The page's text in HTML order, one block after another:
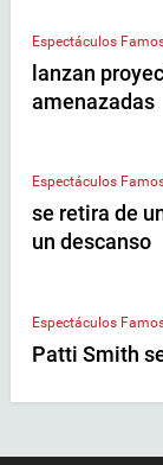
Espectáculos
lanzan
amenazadas
Espectáculos
se retira de
un descanso
Espectáculos
Patti Smith